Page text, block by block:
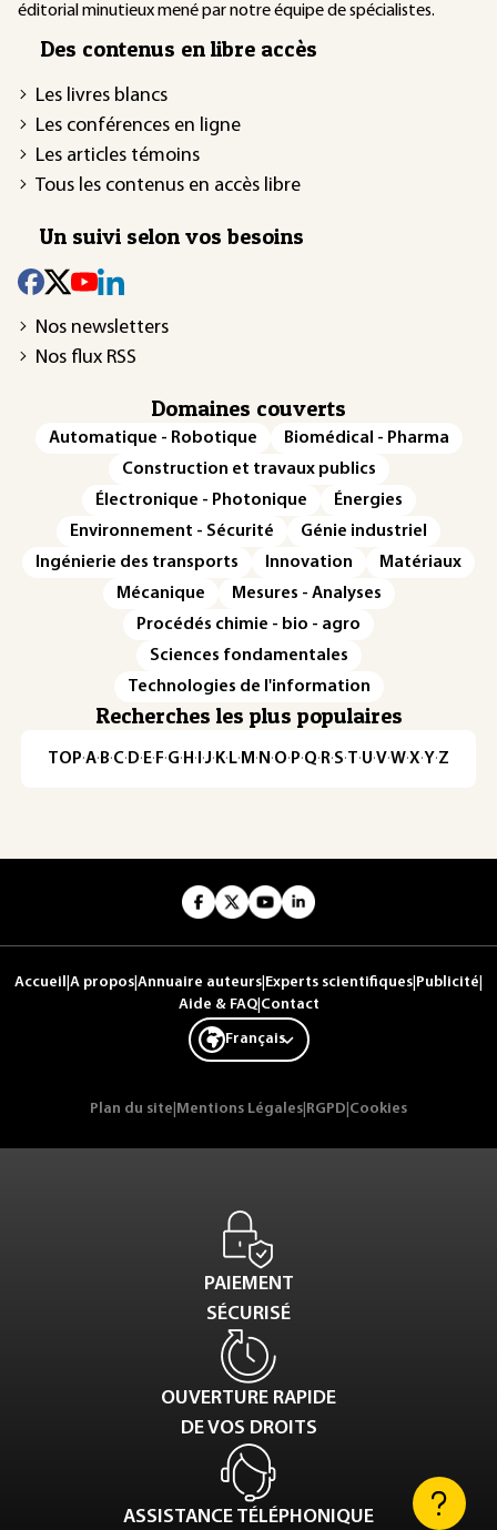
éditorial minutieux mené par notre équipe de spécialistes.
Des contenus en libre accès
Les livres blancs
Les conférences en ligne
Les articles témoins
Tous les contenus en accès libre
Un suivi selon vos besoins
Nos newsletters
Nos flux RSS
Domaines couverts
Automatique - Robotique
Biomédical - Pharma
Construction et travaux publics
Électronique - Photonique
Énergies
Environnement - Sécurité
Génie industriel
Ingénierie des transports
Innovation
Matériaux
Mécanique
Mesures - Analyses
Procédés chimie - bio - agro
Sciences fondamentales
Technologies de l'information
Recherches les plus populaires
TOP·A·B·C· D· E· F·G· H · ·J· K· L· M · N ·O· P·Q· R·S·T·U·V·W·X·Y·Z
Accueil A propos Annuaire auteurs Experts scientifiques Publicité
Aide & FAQ| Contact
Français
Plan du site Mentions Légales RGPD Cookies
PAIEMENT
SÉCURISÉ
OUVERTURE RAPIDE
DE VOS DROITS
ASSISTANCE TÉLÉPHONIQUE